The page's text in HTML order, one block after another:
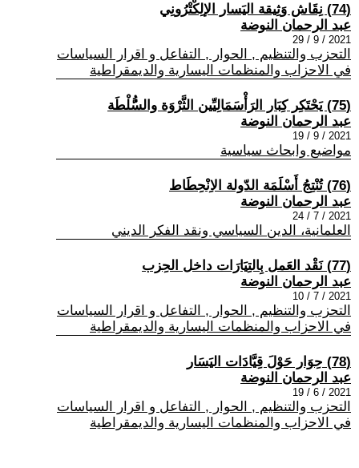
(74) نِقَاش وَثِيقة اليَسار الإلِكْتْرُونِي
عبد الرحمان النوضة
2021 / 9 / 29
التحزب والتنظيم , الحوار , التفاعل و اقرار السياسات
في الاحزاب والمنظمات اليسارية والديمقراطية
(75) يَحْتَكِر كِبَار الرَأْسَمَالِيِّين الثَّرْوَة والسُُّلْطَة
عبد الرحمان النوضة
2021 / 9 / 19
مواضيع وابحاث سياسية
(76) تُنْتِجُ أَسْلَمَة الدّولة الاِنْحِطَاط
عبد الرحمان النوضة
2021 / 7 / 24
العلمانية، الدين السياسي ونقد الفكر الديني
(77) نَقْد العَمل بِالتِيَارَات داخل الحِزب
عبد الرحمان النوضة
2021 / 7 / 10
التحزب والتنظيم , الحوار , التفاعل و اقرار السياسات
في الاحزاب والمنظمات اليسارية والديمقراطية
(78) حِوَار حَوْلَ قِيَّادَات اليَسَار
عبد الرحمان النوضة
2021 / 6 / 19
التحزب والتنظيم , الحوار , التفاعل و اقرار السياسات
في الاحزاب والمنظمات اليسارية والديمقراطية